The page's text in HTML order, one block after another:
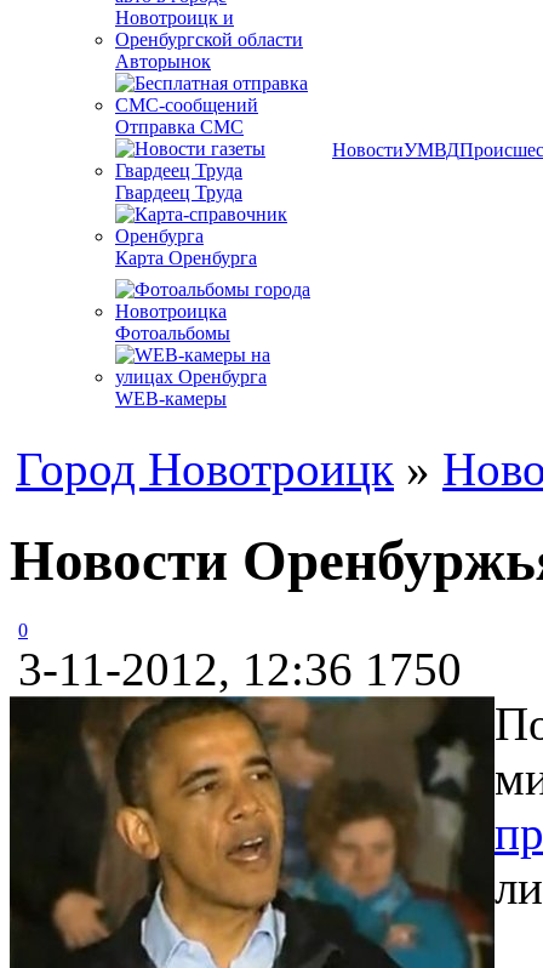
Авторынок
Отправка СМС
Гвардеец Труда
Карта Оренбурга
Фотоальбомы
WEB-камеры
НовостиУМВД
Город Новотроицк »
Новости
0
3-11-2012, 12:36 1750